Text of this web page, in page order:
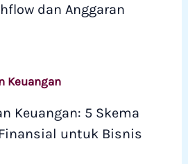
dan Anggaran
Keuangan: 5 Skema
untuk Bisnis